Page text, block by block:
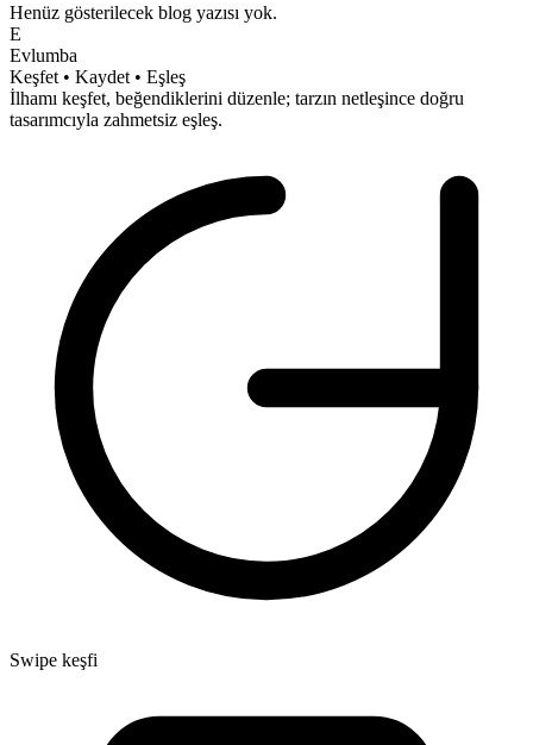
Henüz gösterilecek blog yazısı yok.
E
Evlumba
Keşfet • Kaydet • Eşleş
İlhamı keşfet, beğendiklerini düzenle; tarzın netleşince doğru
tasarımcıyla zahmetsiz eşleş.
Swipe keşfi